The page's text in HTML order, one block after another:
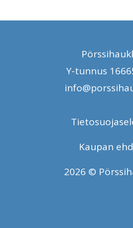
Y-tunnus
Kaupan
2026 ©